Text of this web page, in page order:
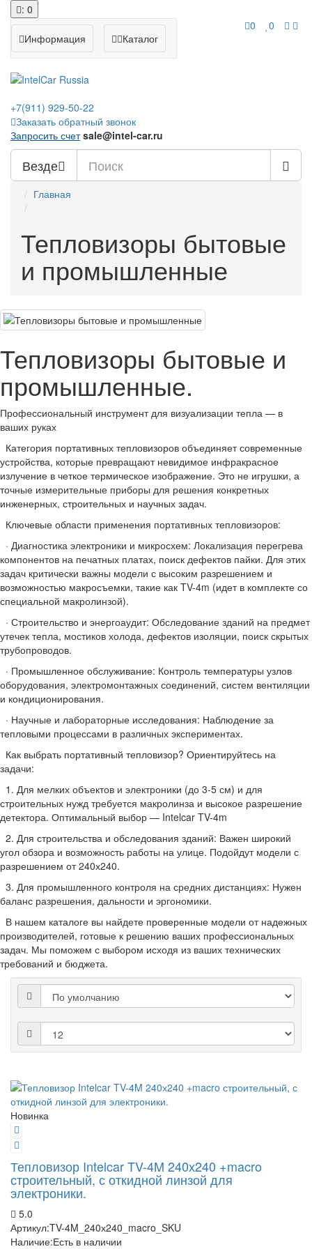
: 0
Каталог
Информация
0 0
+7(911) 929-50-22
Заказать обратный звонок
Запросить счет sale@intel-car.ru
Везде
Главная
Тепловизоры бытовые
и промышленные
Тепловизоры бытовые и
промышленные.
Профессиональный инструмент для визуализации тепла — в
ваших руках
Категория портативных тепловизоров объединяет современные
устройства, которые превращают невидимое инфракрасное
излучение в четкое термическое изображение. Это не игрушки, а
точные измерительные приборы для решения конкретных
инженерных, строительных и научных задач.
Ключевые области применения портативных тепловизоров:
· Диагностика электроники и микросхем: Локализация перегрева
компонентов на печатных платах, поиск дефектов пайки. Для этих
задач критически важны модели с высоким разрешением и
возможностью макросъемки, такие как TV-4m (идет в комплекте со
специальной макролинзой).
· Строительство и энергоаудит: Обследование зданий на предмет
утечек тепла, мостиков холода, дефектов изоляции, поиск скрытых
трубопроводов.
· Промышленное обслуживание: Контроль температуры узлов
оборудования, электромонтажных соединений, систем вентиляции
и кондиционирования.
· Научные и лабораторные исследования: Наблюдение за
тепловыми процессами в различных экспериментах.
Как выбрать портативный тепловизор? Ориентируйтесь на
задачи:
1. Для мелких объектов и электроники (до 3-5 см) и для
строительных нужд требуется макролинза и высокое разрешение
детектора. Оптимальный выбор — Intelcar TV-4m
2. Для строительства и обследования зданий: Важен широкий
угол обзора и возможность работы на улице. Подойдут модели с
разрешением от 240х240.
3. Для промышленного контроля на средних дистанциях: Нужен
баланс разрешения, дальности и эргономики.
В нашем каталоге вы найдете проверенные модели от надежных
производителей, готовые к решению ваших профессиональных
задач. Мы поможем с выбором исходя из ваших технических
требований и бюджета.
Новинка
Тепловизор Intelcar TV-4M 240х240 +macro
строительный, с откидной линзой для
электроники.
5.0
Артикул:TV-4M_240х240_macro_SKU
Наличие:Есть в наличии